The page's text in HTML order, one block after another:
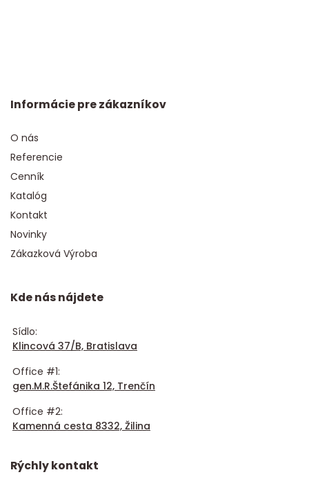
Informácie pre zákazníkov
O nás
Referencie
Cenník
Katalóg
Kontakt
Novinky
Zákazková Výroba
Kde nás nájdete
Sídlo:
Klincová 37/B, Bratislava
Office #1:
gen.M.R.Štefánika 12, Trenčín
Office #2:
Kamenná cesta 8332, Žilina
Rýchly kontakt